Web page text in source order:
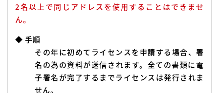
2名以上で同じアドレスを使用することはできませ
ん。
◆ 手順
その年に初めてライセンスを申請する場合、署
名の為の資料が送信されます。全ての書類に電
子署名が完了するまでライセンスは発行されま
せん。